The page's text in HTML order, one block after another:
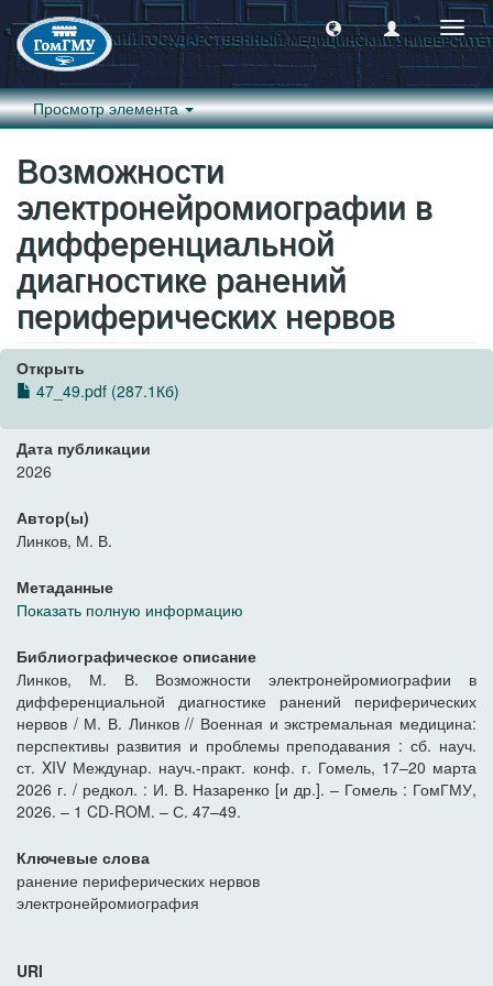
Просмотр элемента
Возможности
электронейромиографии в
дифференциальной
диагностике ранений
периферических нервов
Открыть
47_49.pdf (287.1Кб)
Дата публикации
2026
Автор(ы)
Линков, М. В.
Метаданные
Показать полную информацию
Библиографическое описание
Линков, М. В. Возможности электронейромиографии в
дифференциальной диагностике ранений периферических
нервов / М. В. Линков // Военная и экстремальная медицина:
перспективы развития и проблемы преподавания : сб. науч.
ст. XIV Междунар. науч.-практ. конф. г. Гомель, 17–20 марта
2026 г. / редкол. : И. В. Назаренко [и др.]. – Гомель : ГомГМУ,
2026. – 1 CD-ROM. – С. 47–49.
Ключевые слова
ранение периферических нервов
электронейромиография
URI